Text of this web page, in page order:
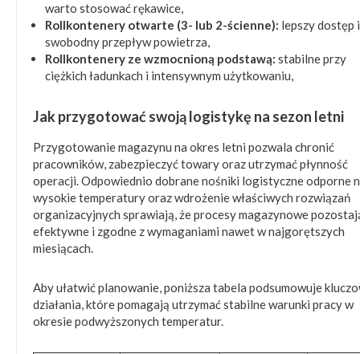
warto stosować rękawice,
Rollkontenery otwarte (3- lub 2-ścienne): lepszy dostęp i
swobodny przepływ powietrza,
Rollkontenery ze wzmocnioną podstawą: stabilne przy
ciężkich ładunkach i intensywnym użytkowaniu,
Jak przygotować swoją logistykę na sezon letni
Przygotowanie magazynu na okres letni pozwala chronić
pracowników, zabezpieczyć towary oraz utrzymać płynność
operacji. Odpowiednio dobrane nośniki logistyczne odporne
wysokie temperatury oraz wdrożenie właściwych rozwiązań
organizacyjnych sprawiają, że procesy magazynowe
efektywne i zgodne z wymaganiami nawet w najgorętszych
miesiącach.
Aby ułatwić planowanie, poniższa tabela podsumowuje
działania, które pomagają utrzymać stabilne warunki pracy w
okresie podwyższonych temperatur.